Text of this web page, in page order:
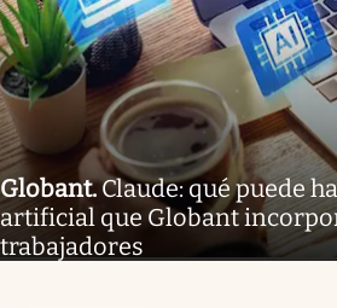
Globant.Claude: qué puede
artificial que Globant
trabajadores